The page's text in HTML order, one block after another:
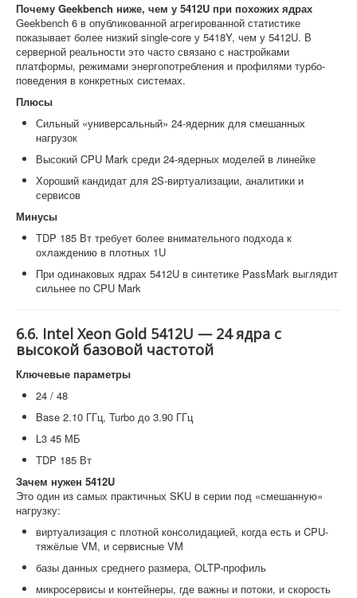
Почему Geekbench ниже, чем у 5412U при похожих ядрах
Geekbench 6 в опубликованной агрегированной статистике
показывает более низкий single-core у 5418Y, чем у 5412U. В
серверной реальности это часто связано с настройками
платформы, режимами энергопотребления и профилями турбо-
поведения в конкретных системах.
Плюсы
Сильный «универсальный» 24-ядерник для смешанных
нагрузок
Высокий CPU Mark среди 24-ядерных моделей в линейке
Хороший кандидат для 2S-виртуализации, аналитики и
сервисов
Минусы
TDP 185 Вт требует более внимательного подхода к
охлаждению в плотных 1U
При одинаковых ядрах 5412U в синтетике PassMark выглядит
сильнее по CPU Mark
6.6. Intel Xeon Gold 5412U — 24 ядра с
высокой базовой частотой
Ключевые параметры
24 / 48
Base 2.10 ГГц, Turbo до 3.90 ГГц
L3 45 МБ
TDP 185 Вт
Зачем нужен 5412U
Это один из самых практичных SKU в серии под «смешанную»
нагрузку:
виртуализация с плотной консолидацией, когда есть и CPU-
тяжёлые VM, и сервисные VM
базы данных среднего размера, OLTP-профиль
микросервисы и контейнеры, где важны и потоки, и скорость